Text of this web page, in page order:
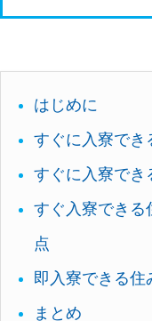
はじめに
すぐに入寮でき
すぐに入寮でき
すぐ入寮できる
点
即入寮できる住
まとめ